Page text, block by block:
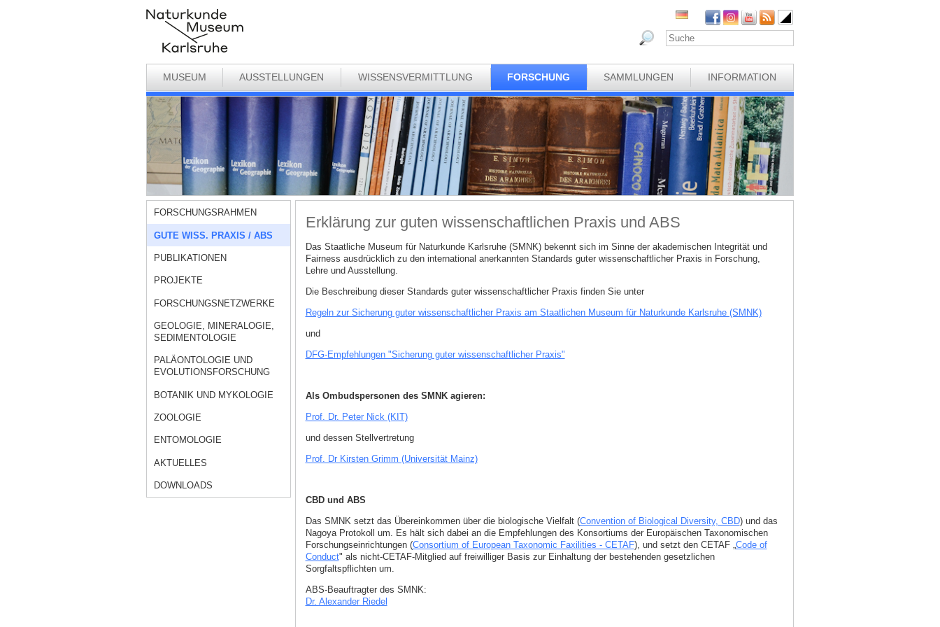
MUSEUM AUSSTELLUNGEN WISSENSVERMITTLUNG FORSCHUNG SAMMLUNGEN INFORMATION
FORSCHUNGSRAHMEN
GUTE WISS. PRAXIS / ABS
PUBLIKATIONEN
PROJEKTE
FORSCHUNGSNETZWERKE
GEOLOGIE, MINERALOGIE,
SEDIMENTOLOGIE
PALÄONTOLOGIE UND
EVOLUTIONSFORSCHUNG
BOTANIK UND MYKOLOGIE
ZOOLOGIE
ENTOMOLOGIE
AKTUELLES
DOWNLOADS
Erklärung zur guten wissenschaftlichen Praxis und ABS
Das Staatliche Museum für Naturkunde Karlsruhe (SMNK) bekennt sich im Sinne der akademischen Integrität und
Fairness ausdrücklich zu den international anerkannten Standards guter wissenschaftlicher Praxis in Forschung,
Lehre und Ausstellung.
Die Beschreibung dieser Standards guter wissenschaftlicher Praxis finden Sie unter
Regeln zur Sicherung guter wissenschaftlicher Praxis am Staatlichen Museum für Naturkunde Karlsruhe (SMNK)
und
DFG-Empfehlungen "Sicherung guter wissenschaftlicher Praxis"
Als Ombudspersonen des SMNK agieren:
Prof. Dr. Peter Nick (KIT)
und dessen Stellvertretung
Prof. Dr Kirsten Grimm (Universität Mainz)
CBD und ABS
Das SMNK setzt das Übereinkommen über die biologische Vielfalt (Convention of Biological Diversity, CBD) und das
Nagoya Protokoll um. Es hält sich dabei an die Empfehlungen des Konsortiums der Europäischen Taxonomischen
Forschungseinrichtungen (Consortium of European Taxonomic Faxilities - CETAF), und setzt den CETAF „Code of
Conduct" als nicht-CETAF-Mitglied auf freiwilliger Basis zur Einhaltung der bestehenden gesetzlichen
Sorgfaltspflichten um.
ABS-Beauftragter des SMNK:
Dr. Alexander Riedel